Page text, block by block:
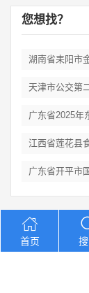
您想找？
湖南省耒阳市
天津市公交第
广东省2025年
江西省莲花县
广东省开平市
Copyright ©
ICP备
首页